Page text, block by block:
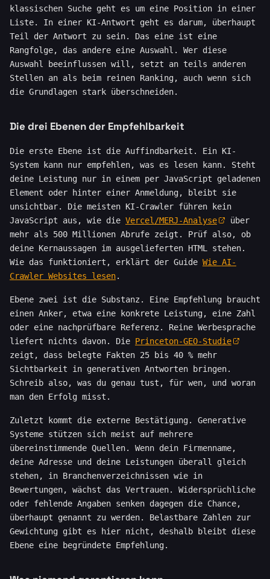
klassischen Suche geht es um eine Position in einer
Liste. In einer KI-Antwort geht es darum, überhaupt
Teil der Antwort zu sein. Das eine ist eine
Rangfolge, das andere eine Auswahl. Wer diese
Auswahl beeinflussen will, setzt an teils anderen
Stellen an als beim reinen Ranking, auch wenn sich
die Grundlagen stark überschneiden.
Die drei Ebenen der Empfehlbarkeit
Die erste Ebene ist die Auffindbarkeit. Ein KI-
System kann nur empfehlen, was es lesen kann. Steht
deine Leistung nur in einem per JavaScript geladenen
Element oder hinter einer Anmeldung, bleibt sie
unsichtbar. Die meisten KI-Crawler führen kein
JavaScript aus, wie die Vercel/MERJ-Analyse
über
mehr als 500 Millionen Abrufe zeigt. Prüf also, ob
deine Kernaussagen im ausgelieferten HTML stehen.
Wie das funktioniert, erklärt der Guide Wie AI-
Crawler Websites lesen.
Ebene zwei ist die Substanz. Eine Empfehlung braucht
einen Anker, etwa eine konkrete Leistung, eine Zahl
oder eine nachprüfbare Referenz. Reine Werbesprache
liefert nichts davon. Die Princeton-GEO-Studie
zeigt, dass belegte Fakten 25 bis 40 % mehr
Sichtbarkeit in generativen Antworten bringen.
Schreib also, was du genau tust, für wen, und woran
man den Erfolg misst.
Zuletzt kommt die externe Bestätigung. Generative
Systeme stützen sich meist auf mehrere
übereinstimmende Quellen. Wenn dein Firmenname,
deine Adresse und deine Leistungen überall gleich
stehen, in Branchenverzeichnissen wie in
Bewertungen, wächst das Vertrauen. Widersprüchliche
oder fehlende Angaben senken dagegen die Chance,
überhaupt genannt zu werden. Belastbare Zahlen zur
Gewichtung gibt es hier nicht, deshalb bleibt diese
Ebene eine begründete Empfehlung.